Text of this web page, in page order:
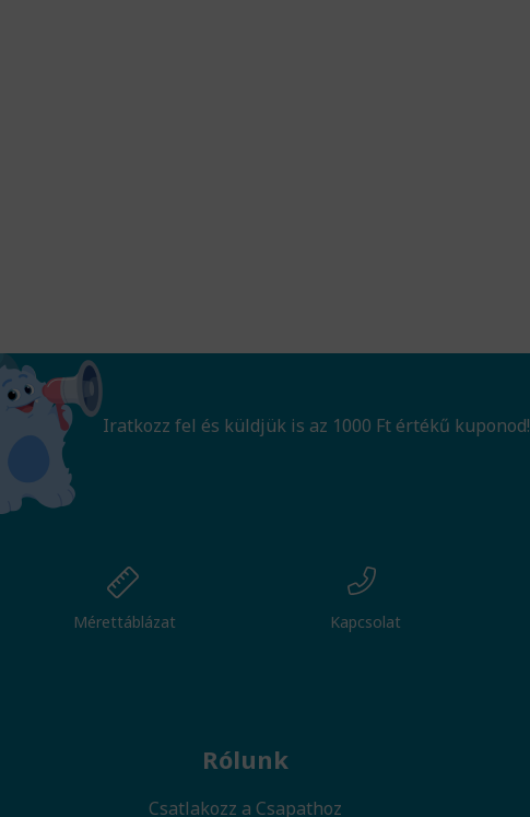
Iratkozz fel és küldjük is az 1000 Ft értékű kuponod!
Mérettáblázat Kapcsolat
Rólunk
Csatlakozz a Csapathoz